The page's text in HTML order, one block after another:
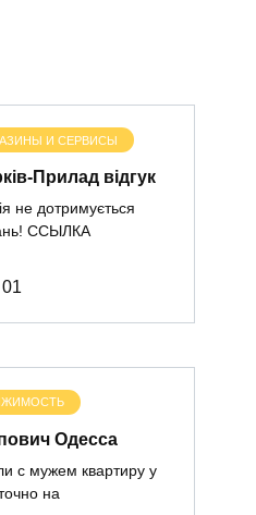
И СЕРВИСЫ
Прилад відгук
не дотримується
ССЫЛКА
01
Одесса
с мужем квартиру у
на